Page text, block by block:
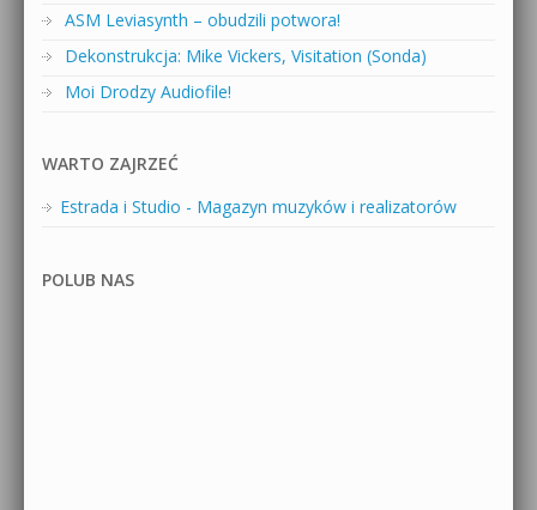
ASM Leviasynth – obudzili potwora!
Dekonstrukcja: Mike Vickers, Visitation (Sonda)
Moi Drodzy Audiofile!
WARTO ZAJRZEĆ
Estrada i Studio - Magazyn muzyków i realizatorów
POLUB NAS